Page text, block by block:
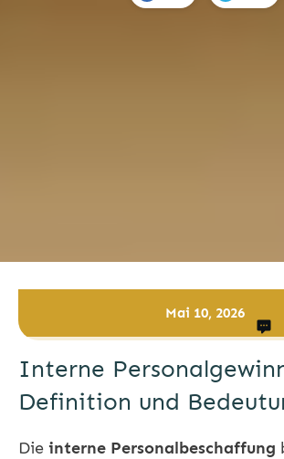
Mai 10, 2026
Interne
Definition und
Die interne Personalbeschaffung